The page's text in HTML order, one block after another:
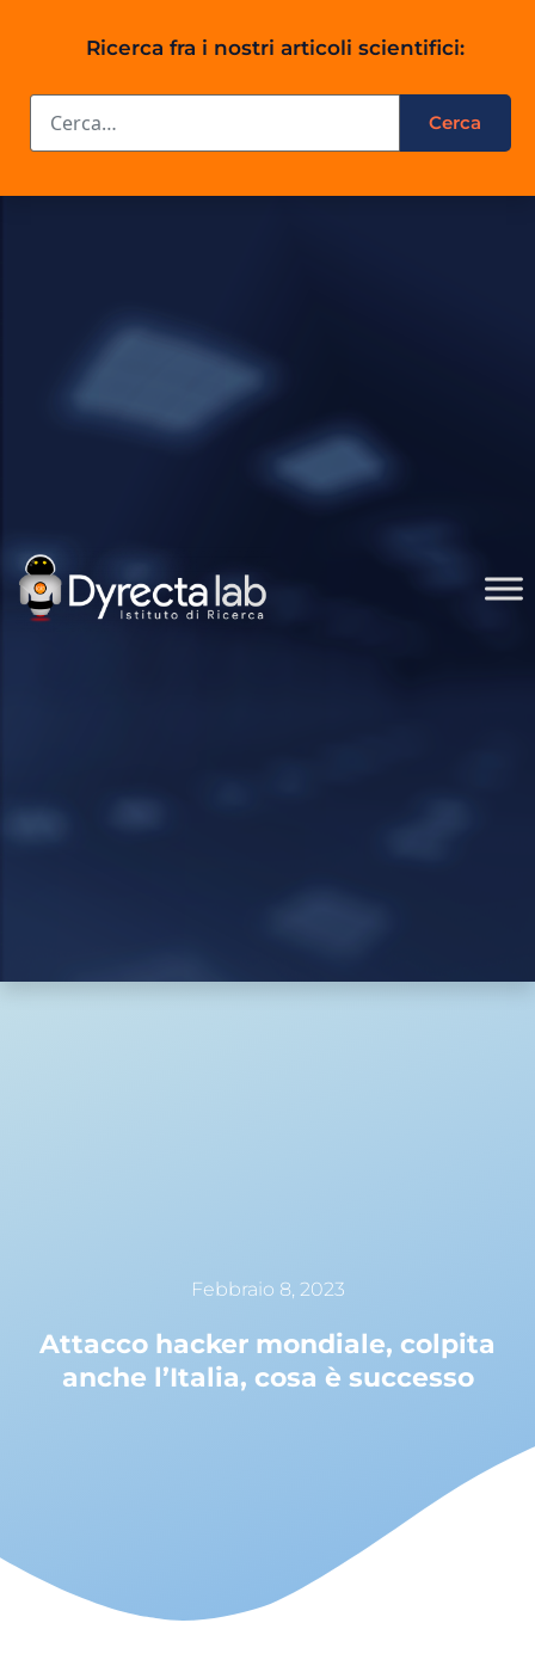
Ricerca fra i nostri articoli scientifici:
Febbraio 8, 2023
Attacco hacker mondiale, colpita
anche l’Italia, cosa è successo